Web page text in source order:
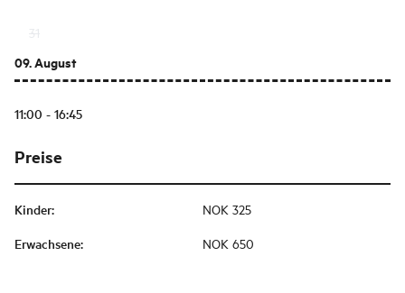
09. August
11:00 - 16:45
Preise
Kinder: NOK 325
Erwachsene: NOK 650